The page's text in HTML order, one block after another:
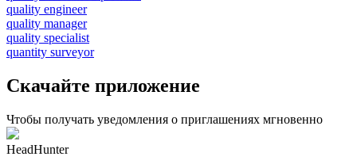
quality engineer
quality manager
quality specialist
quantity surveyor
Скачайте приложение
Чтобы получать уведомления о приглашениях мгновенно
HeadHunter